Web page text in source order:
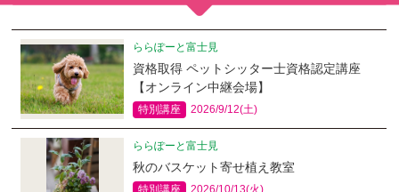
ららぽーと富士見
資格取得 ペットシッター士資格認定講座
【オンライン中継会場】
特別講座 2026/9/12(土)
ららぽーと富士見
秋のバスケット寄せ植え教室
特別講座 2026/10/13(火)